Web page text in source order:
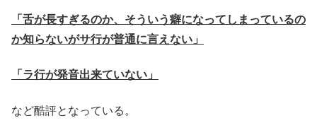
「舌が長すぎるのか、そういう癖になってしまっているの
か知らないがサ行が普通に言えない」
「ラ行が発音出来ていない」
など酷評となっている。